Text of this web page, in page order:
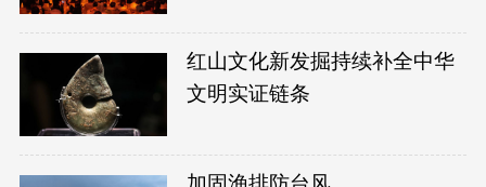
红山文化新发掘持续补全中华
文明实证链条